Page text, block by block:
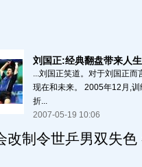
刘国正:经典翻盘带来人
...刘国正笑道。对于刘国正
现在和未来。 2005年12月,
折...
2007-05-19 10:06
改制令世乒男双失